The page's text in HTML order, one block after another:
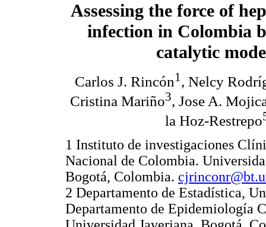
Assessing the force of
infection in Colombia
catalytic
Carlos J. Rincón1 , Nelcy
Cristina Mariño3, Jose A.
la Hoz-Restrepo
1 Instituto de investigaciones
Nacional de Colombia.
Bogotá, Colombia.
2 Departamento de Estadística,
Departamento de Epidemiología